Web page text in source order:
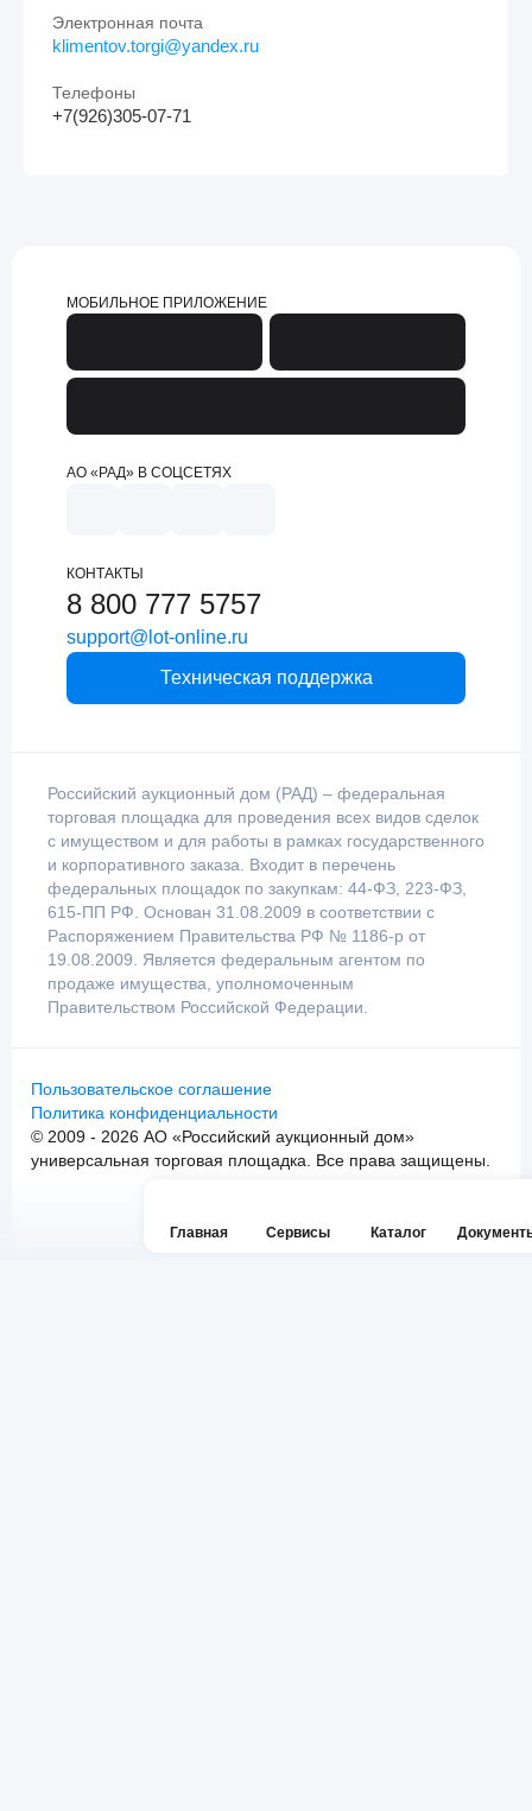
Главная Сервисы Каталог
Электронная почта
klimentov.torgi@yandex.ru
Телефоны
+7(926)305-07-71
МОБИЛЬНОЕ ПРИЛОЖЕНИЕ
АО «РАД» В СОЦСЕТЯХ
КОНТАКТЫ
8 800 777 5757
support@lot-online.ru
Техническая поддержка
Российский аукционный дом (РАД) – федеральная
торговая площадка для проведения всех видов сделок
с имуществом и для работы в рамках государственного
и корпоративного заказа. Входит в перечень
федеральных площадок по закупкам: 44-ФЗ, 223-ФЗ,
615-ПП РФ. Основан 31.08.2009 в соответствии с
Распоряжением Правительства РФ № 1186-р от
19.08.2009. Является федеральным агентом по
продаже имущества, уполномоченным
Правительством Российской Федерации.
Пользовательское соглашение
Политика конфиденциальности
© 2009 - 2026 АО «Российский аукционный дом»
универсальная торговая площадка. Все права защищены.